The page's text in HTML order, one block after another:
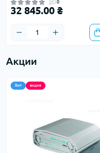
0
32 845.00 ₴
Акции
Хит акция